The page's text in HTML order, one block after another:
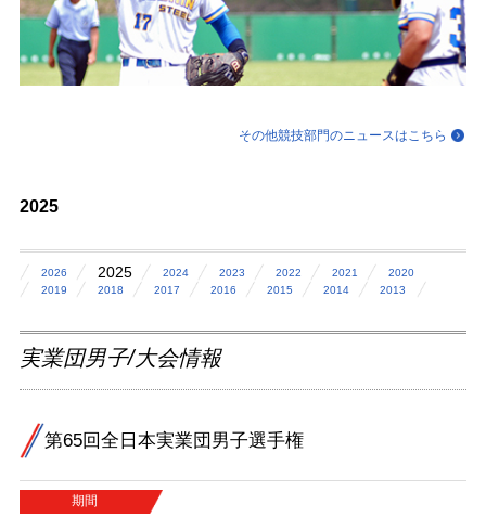
その他競技部門のニュースはこちら
2025
2026 2025 2024 2023 2022 2021
2020
2019
2018 2017 2016 2015 2014 2013
実業団男子/大会情報
第65回全日本実業団男子選手権
期間